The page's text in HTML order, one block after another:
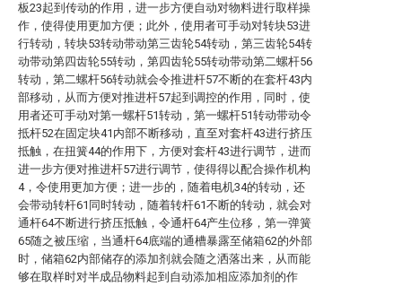
板23起到传动的作用，进一步方便自动对物料进行取样操
作，使得使用更加方便；此外，使用者可手动对转块53进
行转动，转块53转动带动第三齿轮54转动，第三齿轮54转
动带动第四齿轮55转动，第四齿轮55转动带动第二螺杆56
转动，第二螺杆56转动就会令推进杆57不断的在套杆43内
部移动，从而方便对推进杆57起到调控的作用，同时，使
用者还可手动对第一螺杆51转动，第一螺杆51转动带动令
抵杆52在固定块41内部不断移动，直至对套杆43进行挤压
抵触，在扭簧44的作用下，方便对套杆43进行调节，进而
进一步方便对推进杆57进行调节，使得得以配合操作机构
4，令使用更加方便；进一步的，随着电机34的转动，还
会带动转杆61同时转动，随着转杆61不断的转动，就会对
通杆64不断进行挤压抵触，令通杆64产生位移，第一弹簧
65随之被压缩，当通杆64底端的通槽暴露至储箱62的外部
时，储箱62内部储存的添加剂就会随之洒落出来，从而能
够在取样时对半成品物料起到自动添加相应添加剂的作